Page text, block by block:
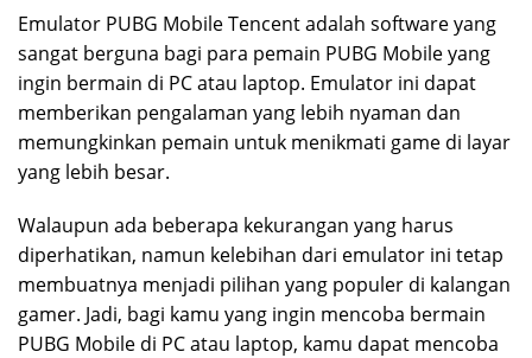
Emulator PUBG Mobile Tencent adalah software yang
sangat berguna bagi para pemain PUBG Mobile yang
ingin bermain di PC atau laptop. Emulator ini dapat
memberikan pengalaman yang lebih nyaman dan
memungkinkan pemain untuk menikmati game di layar
yang lebih besar.
Walaupun ada beberapa kekurangan yang harus
diperhatikan, namun kelebihan dari emulator ini tetap
membuatnya menjadi pilihan yang populer di kalangan
gamer. Jadi, bagi kamu yang ingin mencoba bermain
PUBG Mobile di PC atau laptop, kamu dapat mencoba